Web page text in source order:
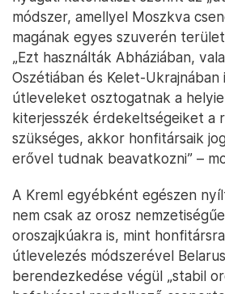
módszer, amellyel Moszkva
magának egyes szuverén
„Ezt használták Abháziában,
Oszétiában és Kelet-Ukrajnában
útleveleket osztogatnak a
kiterjesszék érdekeltségeiket a
szükséges, akkor honfitársaik
erővel tudnak beavatkozni” –
A Kreml egyébként egészen
nem csak az orosz
oroszajkúakra is, mint
útlevelezés módszerével
berendezkedése végül „stabil